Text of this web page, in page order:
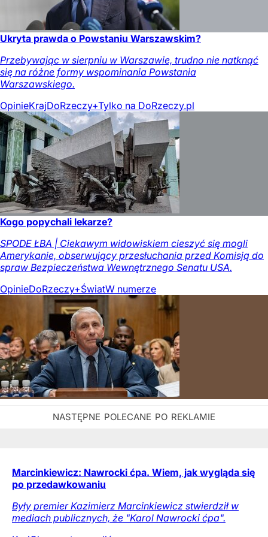
Ukryta prawda o Powstaniu Warszawskim?
Przebywając w sierpniu w Warszawie, trudno nie natknąć
się na różne formy wspominania Powstania
Warszawskiego.
OpinieKrajDoRzeczy+Tylko na DoRzeczy.pl
Kogo popychali lekarze?
SPODE ŁBA | Ciekawym widowiskiem cieszyć się mogli
Amerykanie, obserwujący przesłuchania przed Komisją do
spraw Bezpieczeństwa Wewnętrznego Senatu USA.
OpinieDoRzeczy+ŚwiatW numerze
Marcinkiewicz: Nawrocki ćpa. Wiem, jak wygląda się
po przedawkowaniu
Były premier Kazimierz Marcinkiewicz stwierdził w
mediach publicznych, że "Karol Nawrocki ćpa".